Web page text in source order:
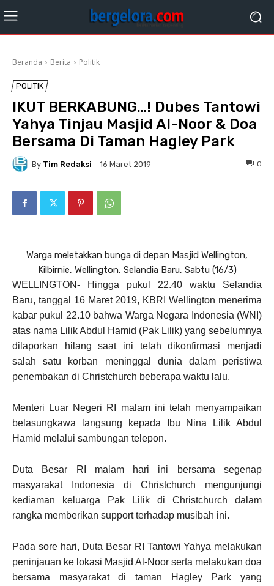
Beranda Berita Politik
POLITIK
IKUT BERKABUNG…! Dubes Tantowi
Yahya Tinjau Masjid Al-Noor & Doa
Bersama Di Taman Hagley Park
By Tim Redaksi 16 Maret 2019 0
Warga meletakkan bunga di depan Masjid Wellington,
Kilbirnie, Wellington, Selandia Baru, Sabtu (16/3)
WELLINGTON- Hingga pukul 22.40 waktu Selandia
Baru, tanggal 16 Maret 2019, KBRI Wellington menerima
kabar pukul 22.10 bahwa Warga Negara Indonesia (WNI)
atas nama Lilik Abdul Hamid (Pak Lilik) yang sebelumnya
dilaporkan hilang saat ini telah dikonfirmasi menjadi
salah satu korban meninggal dunia dalam peristiwa
penembakan di Christchurch beberapa waktu lalu.
Menteri Luar Negeri RI malam ini telah menyampaikan
belasungkawa langsung kepada Ibu Nina Lilik Abdul
Hamid melalui sambungan telepon.
Duta Besar RI malam hari ini bersama segenap
masyarakat Indonesia di Christchurch mengunjungi
kediaman keluarga Pak Lilik di Christchurch dalam
rangka memberikan support terhadap musibah ini.
Pada sore hari, Duta Besar RI Tantowi Yahya melakukan
peninjauan ke lokasi Masjid Al-Noor serta melakukan doa
bersama masyarakat di taman Hagley Park yang